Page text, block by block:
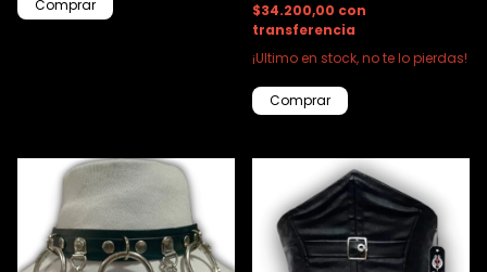
$34.200,00 con
transferencia
¡Ultimo en stock, no te lo pierdas!
Comprar